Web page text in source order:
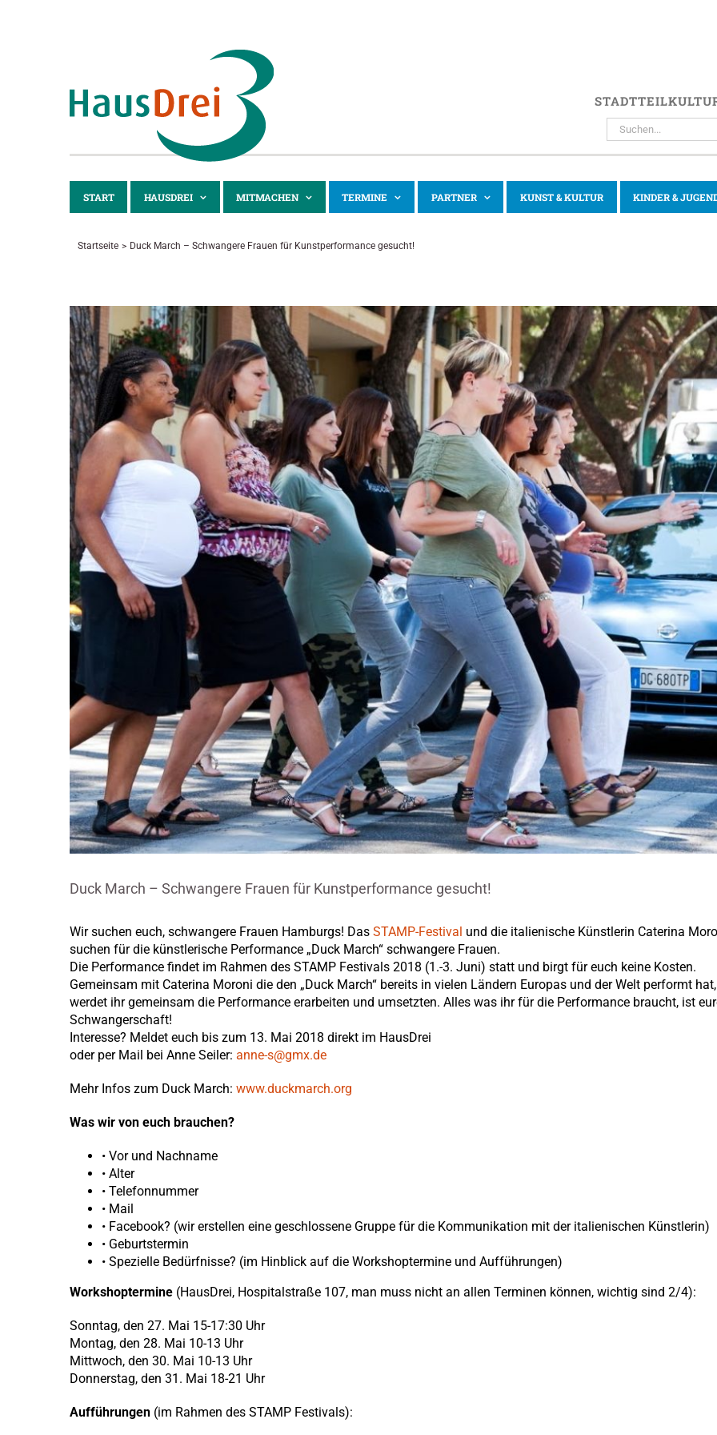
SUCHE
NACH:
START HAUSDREI MITMACHEN TERMINE PARTNER KUNST & KULTUR KINDER &
Startseite Duck March – Schwangere Frauen für Kunstperformance gesucht!
Zeige
grösseres
Bild
Duck March – Schwangere Frauen für Kunstperformance gesucht!
Wir suchen euch, schwangere Frauen Hamburgs! Das STAMP-Festival und die italienische Künstlerin Caterina
suchen für die künstlerische Performance „Duck March“ schwangere Frauen.
Die Performance findet im Rahmen des STAMP Festivals 2018 (1.-3. Juni) statt und birgt für euch keine Kosten.
Gemeinsam mit Caterina Moroni die den „Duck March“ bereits in vielen Ländern Europas und der Welt performt hat,
werdet ihr gemeinsam die Performance erarbeiten und umsetzten. Alles was ihr für die Performance braucht, ist
Schwangerschaft!
Interesse? Meldet euch bis zum 13. Mai 2018 direkt im HausDrei
oder per Mail bei Anne Seiler: anne-s@gmx.de
Mehr Infos zum Duck March: www.duckmarch.org
Was wir von euch brauchen?
• Vor und Nachname
• Alter
• Telefonnummer
• Mail
• Facebook? (wir erstellen eine geschlossene Gruppe für die Kommunikation mit der italienischen Künstlerin)
• Geburtstermin
• Spezielle Bedürfnisse? (im Hinblick auf die Workshoptermine und Aufführungen)
Workshoptermine (HausDrei, Hospitalstraße 107, man muss nicht an allen Terminen können, wichtig sind 2/4):
Sonntag, den 27. Mai 15-17:30 Uhr
Montag, den 28. Mai 10-13 Uhr
Mittwoch, den 30. Mai 10-13 Uhr
Donnerstag, den 31. Mai 18-21 Uhr
Aufführungen (im Rahmen des STAMP Festivals):